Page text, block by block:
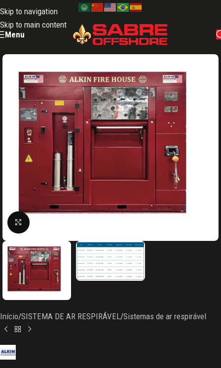
Skip to navigation
Skip to main content
Menu
Clique para ampliar
Início/SISTEMA DE AR RESPIRÁVEL/Sistemas de ar respirável